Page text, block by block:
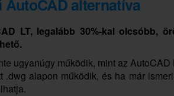
alternatíva
LT, legalább 30%-kal olcsóbb,
ugyanúgy működik, mint az AutoCAD
.dwg alapon működik, és ha már